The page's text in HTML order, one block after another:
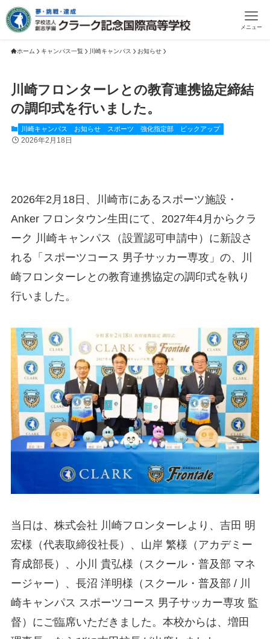
メニュー
ホーム キャンパス一覧 川崎キャンパス お知らせ
川崎フロンターレとの教育連携協定締結
の調印式を行いました。
川崎キャンパス お知らせ スポーツ 強化指定部 ピックアップ
2026年2月18日
2026年2月18日、川崎市にあるスポーツ施設・
Anker フロンタウン生田にて、2027年4月からクラ
ーク 川崎キャンパス（設置認可申請中）に新設さ
れる「スポーツコース 男子サッカー専攻」の、川
崎フロンターレとの教育連携協定の調印式を執り
行いました。
当日は、株式会社 川崎フロンターレより、吉田 明
宏様（代表取締役社長）、山岸 繁様（アカデミー
育成部長）、小川 貴弘様（スクール・普及部 マネ
ージャー）、長沼 洋明様（スクール・普及部 / 川
崎キャンパス スポーツコース 男子サッカー専攻 監
督）にご臨席いただきました。本校からは、増田